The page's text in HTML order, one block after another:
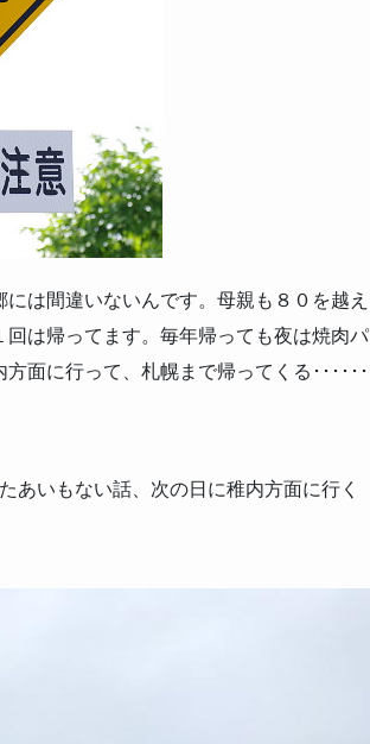
は間違いないんです。母親も８０を越え
は帰ってます。毎年帰っても夜は焼肉パ
面に行って、札幌まで帰ってくる･･････
あいもない話、次の日に稚内方面に行く